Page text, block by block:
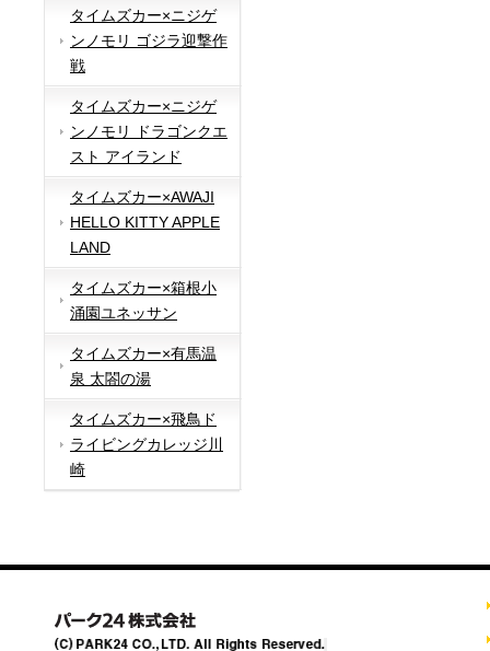
タイムズカー×ニジゲ
ンノモリ ゴジラ迎撃作
戦
タイムズカー×ニジゲ
ンノモリ ドラゴンクエ
スト アイランド
タイムズカー×AWAJI
HELLO KITTY APPLE
LAND
タイムズカー×箱根小
涌園ユネッサン
タイムズカー×有馬温
泉 太閤の湯
タイムズカー×飛鳥ド
ライビングカレッジ川
崎